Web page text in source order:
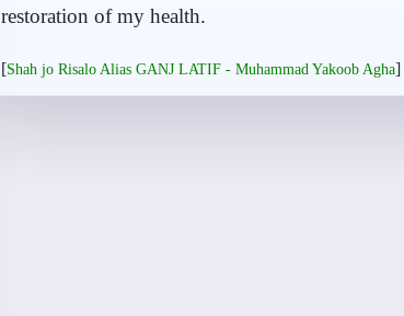
restoration of my health.
[Shah jo Risalo Alias GANJ LATIF - Muhammad Yakoob Agha]